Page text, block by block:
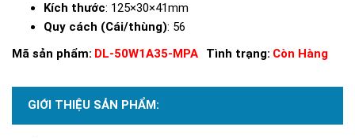
Kích thước: 125×30×41mm
Quy cách (Cái/thùng): 56
Mã sản phẩm: DL-50W1A35-MPA Tình trạng: Còn Hàng
GIỚI THIỆU SẢN PHẨM: